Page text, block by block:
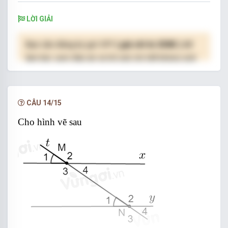
LỜI GIẢI
( giá chỉ từ 250K )
hạn.
CÂU 14/15
Cho hình vẽ sau